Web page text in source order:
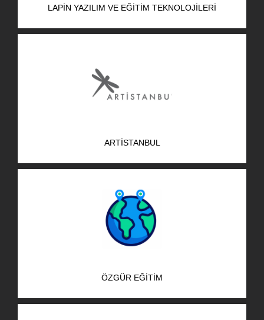
AR-GE Portal
LAPIN YAZILIM VE EĞITIM TEKNOLOJILERI
ARTISTANBUL
ÖZGÜR EĞITIM